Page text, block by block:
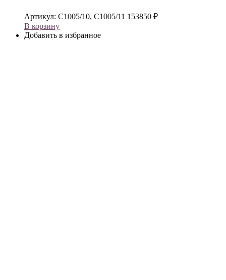
Артикул: С1005/10, С1005/11 153850 ₽
В корзину
Добавить в избранное